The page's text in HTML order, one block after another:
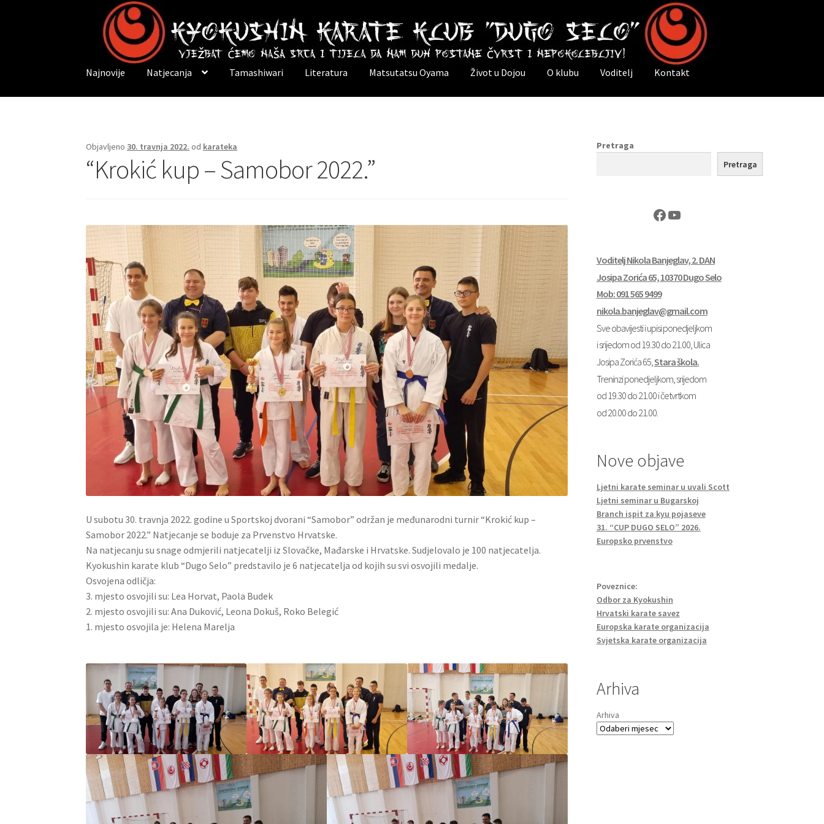
Preskoči
navigaciju
Skoči
sadržaja
Najnovije
Natjecanja Tamashiwari Literatura Matsutatsu Oyama Život u Dojou O klubu Voditelj Kontakt
Objavljeno 30. travnja 2022. od karateka
“Krokić kup – Samobor 2022.”
U subotu 30. travnja 2022. godine u Sportskoj dvorani “Samobor” održan je međunarodni turnir “Krokić kup –
Samobor 2022.” Natjecanje se boduje za Prvenstvo Hrvatske.
Na natjecanju su snage odmjerili natjecatelji iz Slovačke, Mađarske i Hrvatske. Sudjelovalo je 100 natjecatelja.
Kyokushin karate klub “Dugo Selo” predstavilo je 6 natjecatelja od kojih su svi osvojili medalje.
Osvojena odličja:
3. mjesto osvojili su: Lea Horvat, Paola Budek
2. mjesto osvojili su: Ana Duković, Leona Dokuš, Roko Belegić
1. mjesto osvojila je: Helena Marelja
Pretraga
Pretraga
Facebook
YouTube
Voditelj Nikola Banjeglav, 2. DAN
Josipa Zorića 65, 10370 Dugo Selo
Mob: 091 565 9499
nikola.banjeglav@gmail.com
Sve obavijesti i upisi ponedjeljkom
i srijedom od 19.30 do 21.00, Ulica
Josipa Zorića 65, Stara škola.
Treninzi ponedjeljkom, srijedom
od 19.30 do 21.00 i četvrtkom
od 20.00 do 21.00.
Nove objave
Ljetni karate seminar u uvali Scott
Ljetni seminar u Bugarskoj
Branch ispit za kyu pojaseve
31. “CUP DUGO SELO” 2026.
Europsko prvenstvo
Poveznice:
Odbor za Kyokushin
Hrvatski karate savez
Europska karate organizacija
Svjetska karate organizacija
Arhiva
Arhiva